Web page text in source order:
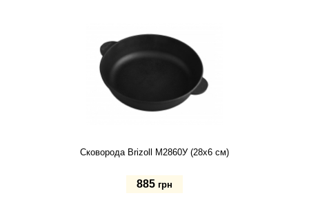
Сковорода Brizoll М2860У (28х6 см)
885 грн